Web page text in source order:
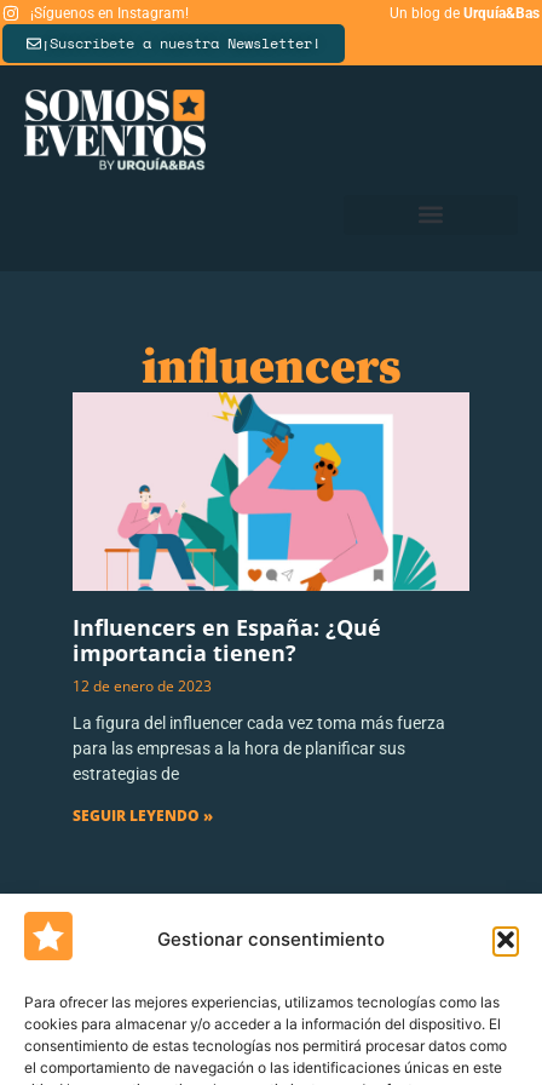
Gestionar consentimiento
Para ofrecer las mejores experiencias, utilizamos tecnologías como las
cookies para almacenar y/o acceder a la información del dispositivo. El
consentimiento de estas tecnologías nos permitirá procesar datos como
el comportamiento de navegación o las identificaciones únicas en este
¡Síguenos en Instagram! Un blog de Urquía&Bas
¡Suscríbete a nuestra Newsletter!
influencers
Influencers en España: ¿Qué
importancia tienen?
12 de enero de 2023
La figura del influencer cada vez toma más fuerza
para las empresas a la hora de planificar sus
estrategias de
SEGUIR LEYENDO »
Un blog deUrquía&Bas